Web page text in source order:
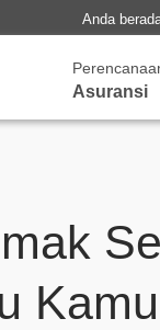
Anda
Asuransi